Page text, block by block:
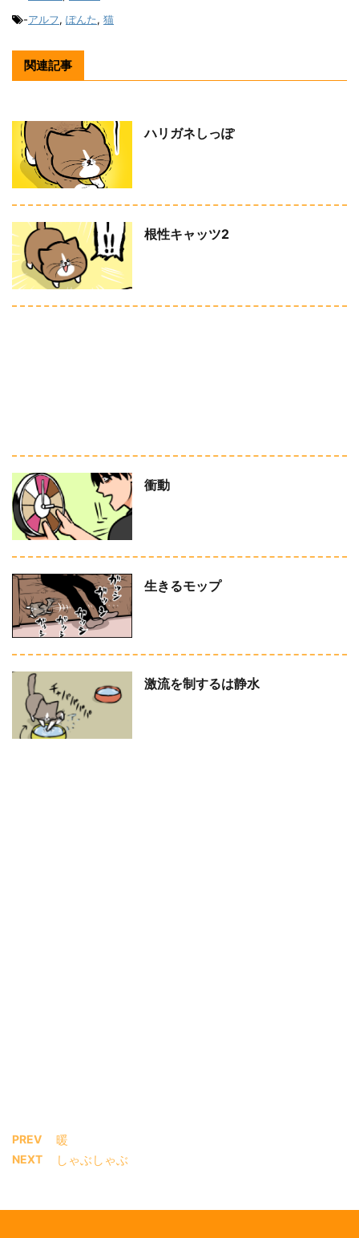
-アルフ, ぽんた, 猫
関連記事
ハリガネしっぽ
根性キャッツ2
衝動
生きるモップ
激流を制するは静水
PREV 暖
NEXT しゃぶしゃぶ